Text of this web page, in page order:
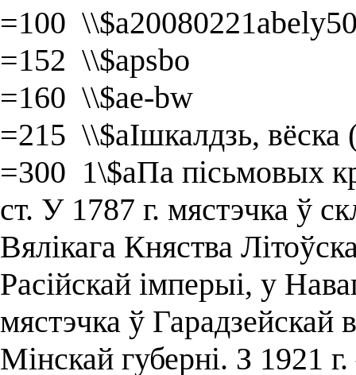
=100
=152 \\$apsbo
=160 \\$ae-bw
=215 \\$aІшкалдзь, вёска
=300 1\$aПа пісьмовых
ст. У 1787 г. мястэчка ў
Вялікага Княства
Расійскай імперыі, у
мястэчка ў Гарадзейскай
Мінскай губерні. З 1921